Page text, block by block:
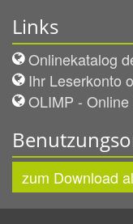
Links
Onlinekatalog
Ihr Leserkonto
OLIMP -
zum Download